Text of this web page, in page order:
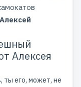
Алексей
Алексея
ты его, может, не